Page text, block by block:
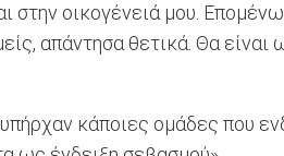
οικογένειά μου.
απάντησα θετικά. Θα
κάποιες ομάδες που